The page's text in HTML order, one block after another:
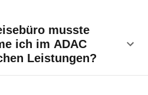
musste
ich im ADAC
Leistungen?